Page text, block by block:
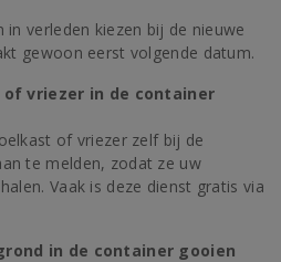
verleden kiezen bij de nieuwe
gewoon eerst volgende datum.
vriezer in de container
of vriezer zelf bij de
te melden, zodat ze uw
Vaak is deze dienst gratis via
in de container gooien